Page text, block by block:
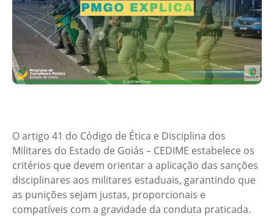
O artigo 41 do Código de Ética e Disciplina dos
Militares do Estado de Goiás – CEDIME estabelece os
critérios que devem orientar a aplicação das sanções
disciplinares aos militares estaduais, garantindo que
as punições sejam justas, proporcionais e
compatíveis com a gravidade da conduta praticada.